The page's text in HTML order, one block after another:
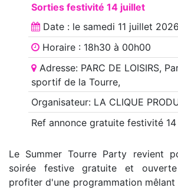
Sorties festivité 14 juillet
Date : le samedi 11 juillet 2026
Horaire : 18h30 à 00h00
Adresse: PARC DE LOISIRS,
sportif de la Tourre,
Organisateur: LA CLIQUE
Ref annoncegratuite festivité 14
Le Summer Tourre Party revient
soirée festive gratuite et
profiter d'une programmation